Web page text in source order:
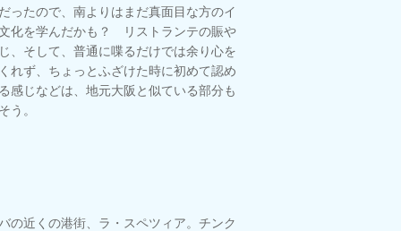
ったので、南よりはまだ真面目な方のイ
化を学んだかも？ リストランテの賑や
、そして、普通に喋るだけでは余り心を
れず、ちょっとふざけた時に初めて認め
感じなどは、地元大阪と似ている部分も
う。
の近くの港街、ラ・スペツィア。チンク